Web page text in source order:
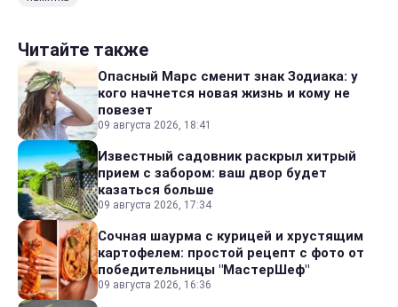
Читайте также
Опасный Марс сменит знак Зодиака: у
кого начнется новая жизнь и кому не
повезет
09 августа 2026, 18:41
Известный садовник раскрыл хитрый
прием с забором: ваш двор будет
казаться больше
09 августа 2026, 17:34
Сочная шаурма с курицей и хрустящим
картофелем: простой рецепт с фото от
победительницы "МастерШеф"
09 августа 2026, 16:36